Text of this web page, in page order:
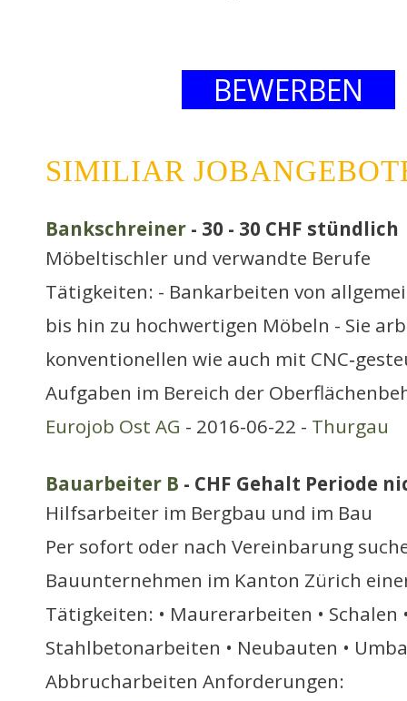
BEWERBEN
SIMILIAR
Bankschreiner - 30 - 30 CHF stündlich
Möbeltischler und verwandte Berufe
Tätigkeiten: - Bankarbeiten von
bis hin zu hochwertigen Möbeln - Sie
konventionellen wie auch mit
Aufgaben im Bereich der
Eurojob Ost AG - 2016-06-22 - Thurgau
Bauarbeiter B - CHF Gehalt Periode
Hilfsarbeiter im Bergbau und im Bau
Per sofort oder nach Vereinbarung
Bauunternehmen im Kanton Zürich
Tätigkeiten: • Maurerarbeiten • Schalen
Stahlbetonarbeiten • Neubauten •
Abbrucharbeiten Anforderungen: